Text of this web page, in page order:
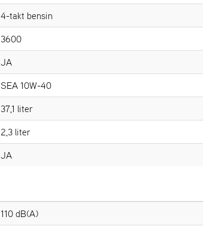
4-takt bensin
3600
JA
SEA 10W-40
37,1 liter
2,3 liter
JA
110 dB(A)